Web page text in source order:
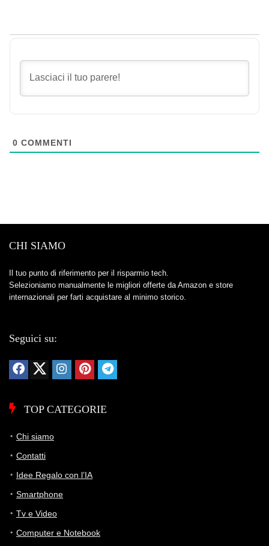
0 COMMENTI
CHI SIAMO
Il tuo punto di riferimento per il risparmio tech.
Selezioniamo manualmente le migliori offerte da Amazon e store
internazionali per farti acquistare al minimo storico.
Seguici su:
TOP CATEGORIE
Chi siamo
Contatti
Idee Regalo con l’IA
Smartphone
Tv e Video
Computer e Notebook